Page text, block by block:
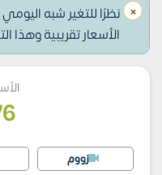
× نظرًا للتغير شبه
الأسعار تقريبية وهذا
زووم